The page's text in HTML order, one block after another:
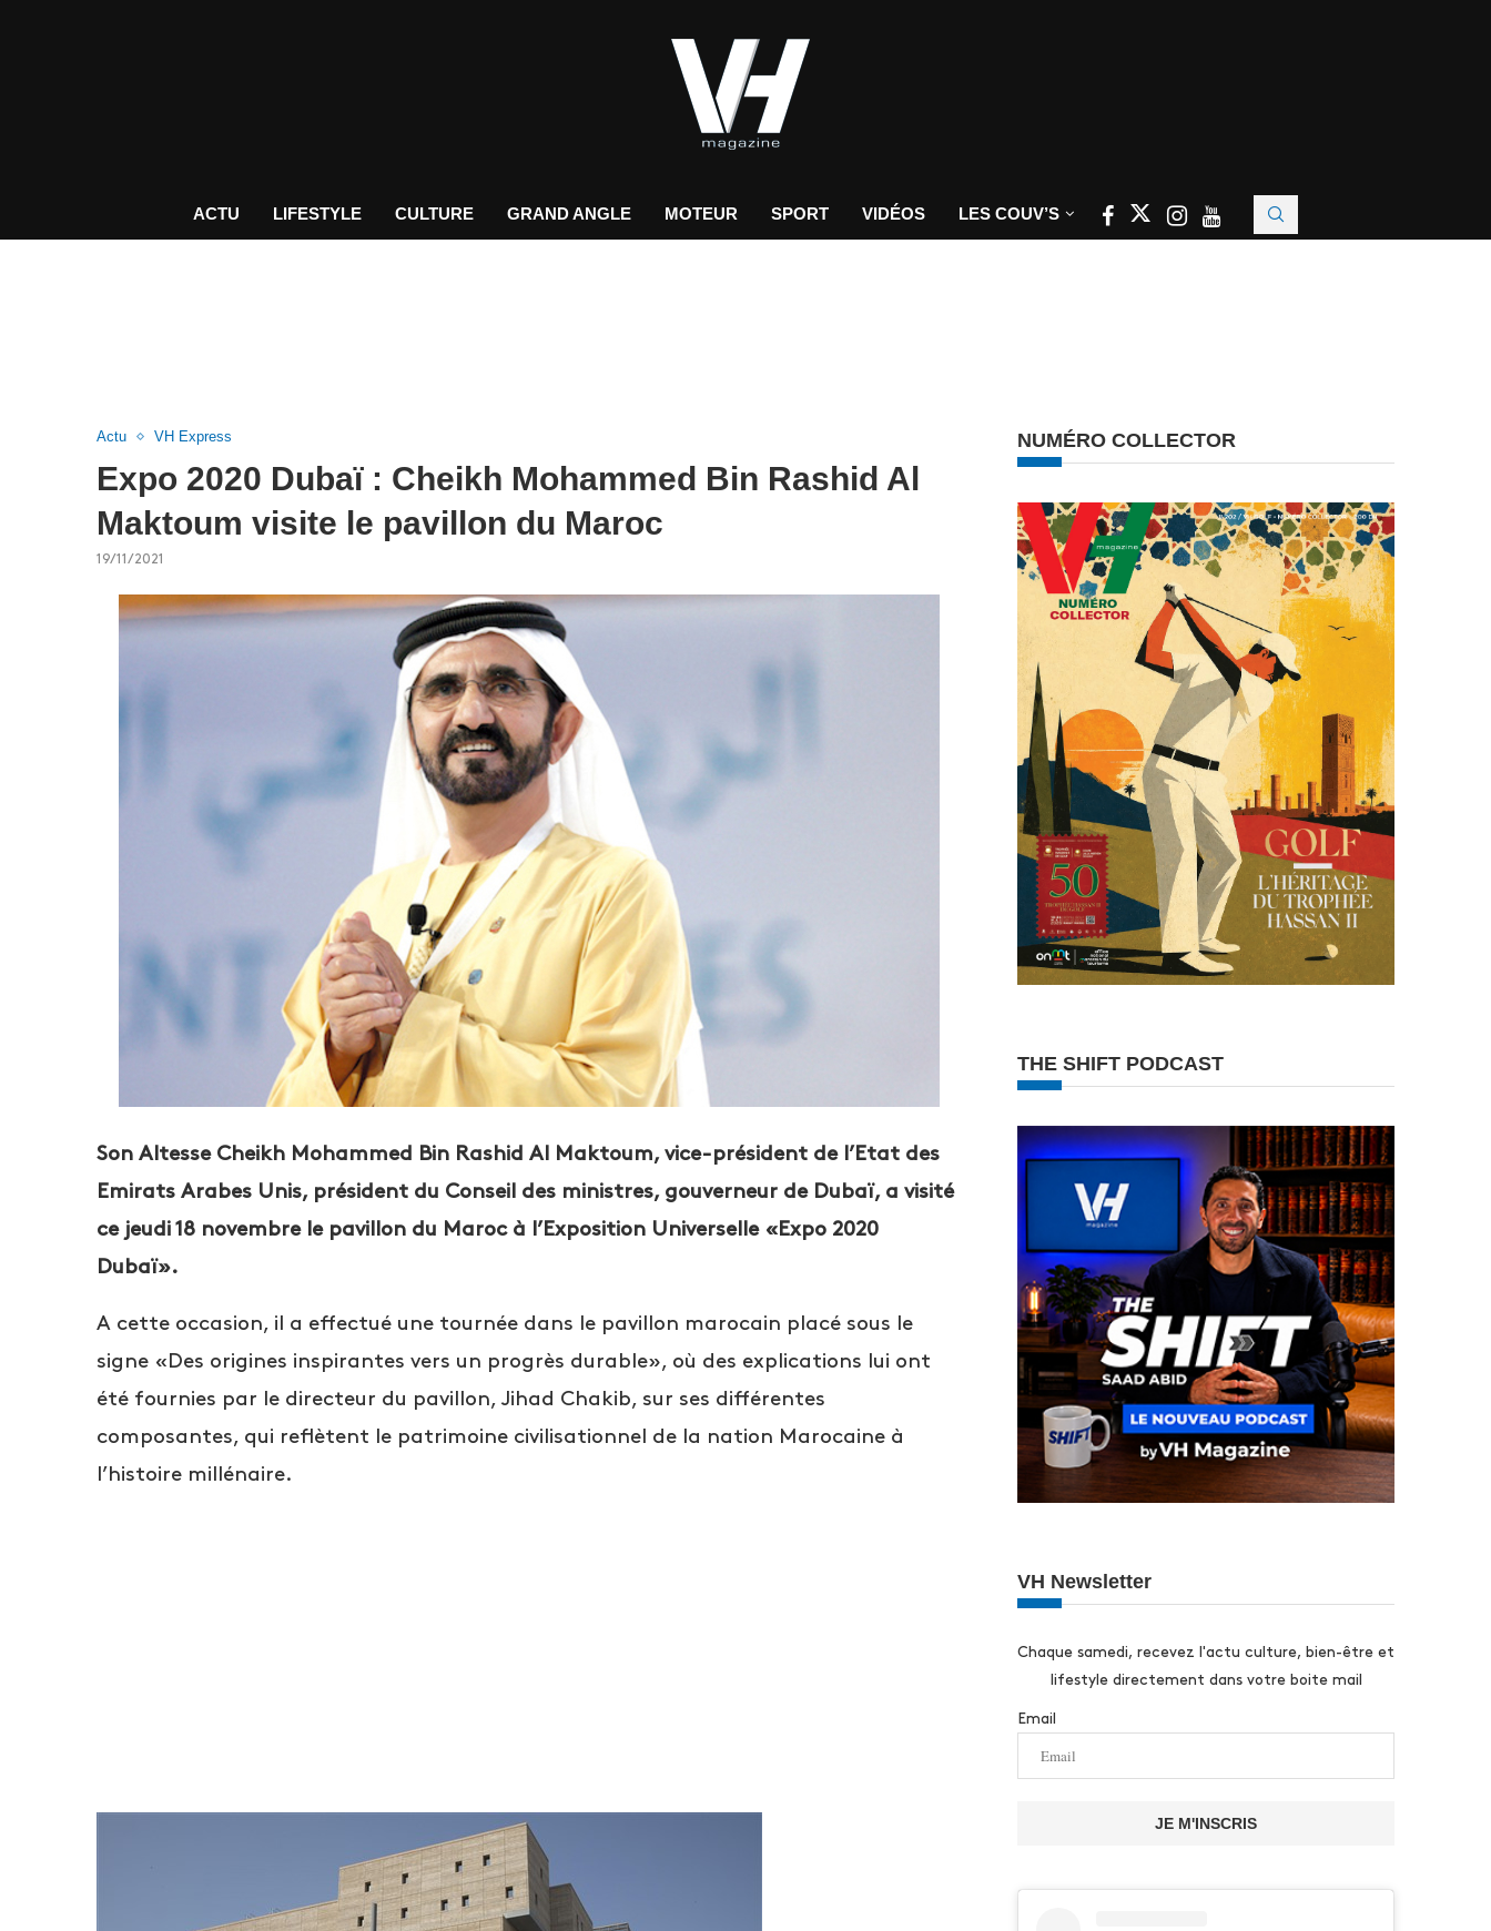
ACTU LIFESTYLE CULTURE GRAND ANGLE MOTEUR SPORT VIDÉOS LES COUV’S
Actu VH Express
Expo 2020 Dubaï : Cheikh Mohammed Bin Rashid Al
Maktoum visite le pavillon du Maroc
19/11/2021
Son Altesse Cheikh Mohammed Bin Rashid Al Maktoum, vice-président de l’Etat des
Emirats Arabes Unis, président du Conseil des ministres, gouverneur de Dubaï, a visité
ce jeudi 18 novembre le pavillon du Maroc à l’Exposition Universelle «Expo 2020
Dubaï».
A cette occasion, il a effectué une tournée dans le pavillon marocain placé sous le
signe «Des origines inspirantes vers un progrès durable», où des explications lui ont
été fournies par le directeur du pavillon, Jihad Chakib, sur ses différentes
composantes, qui reflètent le patrimoine civilisationnel de la nation Marocaine à
l’histoire millénaire.
NUMÉRO COLLECTOR
THE SHIFT PODCAST
VH Newsletter
Chaque samedi, recevez l'actu culture, bien-être et
lifestyle directement dans votre boite mail
Email
JE M'INSCRIS